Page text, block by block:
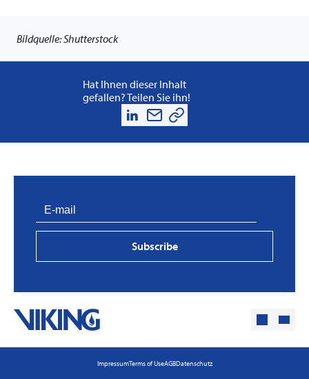
Bildquelle: Shutterstock
Hat Ihnen dieser Inhalt
gefallen? Teilen Sie ihn!
Subscribe
ImpressumTerms of UseAGBDatenschutz